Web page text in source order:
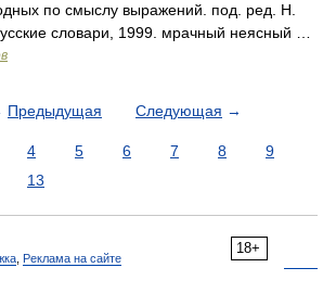
по смыслу выражений. под. ред. Н.
словари, 1999. мрачный неясный …
Предыдущая Следующая →
4 5 6 7 8
9
13
18+
Реклама на сайте